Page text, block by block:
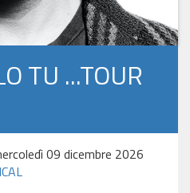
TU ...TOUR
09 dicembre 2026